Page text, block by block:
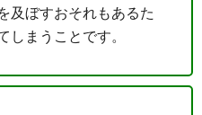
及ぼすおそれもあるた
まうことです。